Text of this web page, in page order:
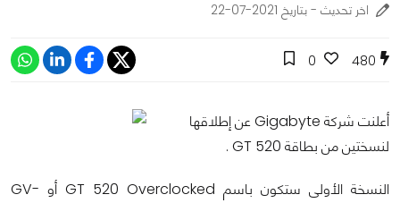
اخر تحديث - بتاريخ 2021-07-22
480
0
أعلنت شركة Gigabyte عن إطلاقها
لنسختين من بطاقة GT 520 .
النسخة الأولى ستكون باسم GT 520 Overclocked أو GV-